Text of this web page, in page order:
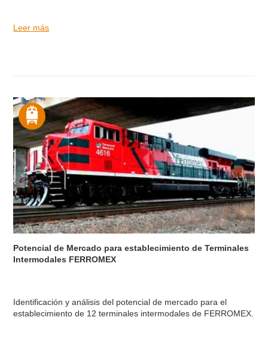
Leer más
Potencial de Mercado para establecimiento de Terminales
Intermodales FERROMEX
Identificación y análisis del potencial de mercado para el
establecimiento de 12 terminales intermodales de FERROMEX.